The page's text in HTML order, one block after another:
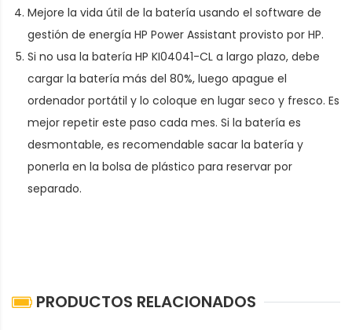
Mejore la vida útil de la batería usando el software de
gestión de energía HP Power Assistant provisto por HP.
Si no usa la batería HP KI04041-CL a largo plazo, debe
cargar la batería más del 80%, luego apague el
ordenador portátil y lo coloque en lugar seco y fresco. Es
mejor repetir este paso cada mes. Si la batería es
desmontable, es recomendable sacar la batería y
ponerla en la bolsa de plástico para reservar por
separado.
PRODUCTOS RELACIONADOS